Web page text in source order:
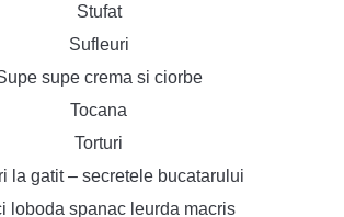
Stufat
Sufleuri
supe crema si ciorbe
Tocana
Torturi
la gatit – secretele bucatarului
loboda spanac leurda macris